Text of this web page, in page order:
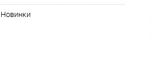
Новинки